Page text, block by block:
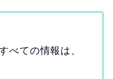
べての情報は、